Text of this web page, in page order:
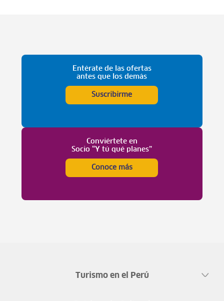
Entérate de las ofertas
antes que los demás
Suscribirme
Conviértete en
Socio “Y tú qué planes”
Conoce más
Turismo en el Perú